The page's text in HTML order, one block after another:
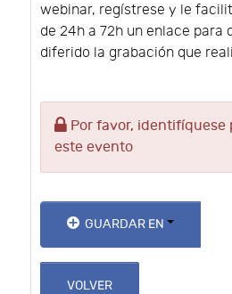
webinar, regístrese y le
de 24h a 72h un enlace para
diferido la grabación que
Por favor, identifíquese
este evento
GUARDAR EN
VOLVER